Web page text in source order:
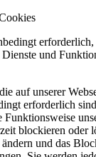
und
auf unserer
erforderlich
blockieren oder
und das